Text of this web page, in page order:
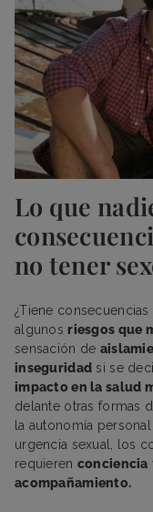
Lo que
no tener
¿Tiene
algunosriesgos que
sensación de
inseguridad si se
impacto en la salud
delante otras formas
la autonomía
urgencia sexual, los
requieren conciencia
acompañamiento.